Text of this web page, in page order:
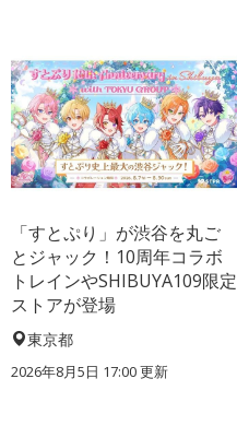
「すとぷり」が渋谷を丸ご
とジャック！10周年コラボ
トレインやSHIBUYA109限定
ストアが登場
東京都
2026年8月5日 17:00更新